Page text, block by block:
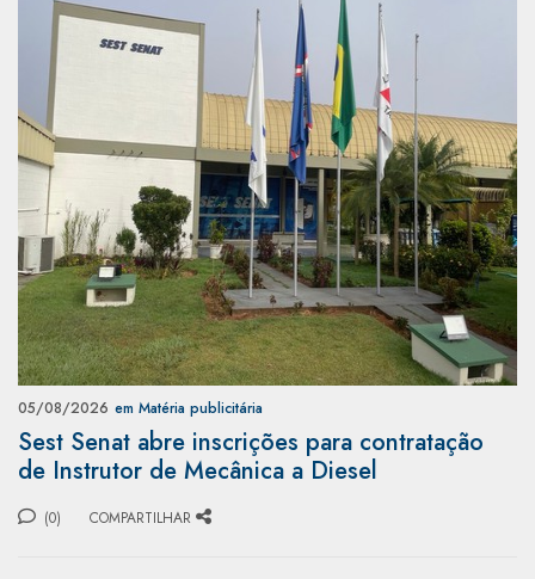
05/08/2026 em Matéria publicitária
Sest Senat abre inscrições para contratação
de Instrutor de Mecânica a Diesel
(0) COMPARTILHAR